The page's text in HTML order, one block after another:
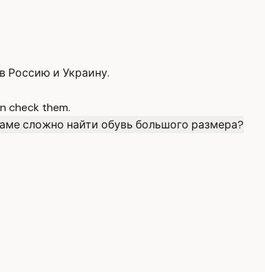
Россию и Украину.
check them.
сложно найти обувь большого размера?